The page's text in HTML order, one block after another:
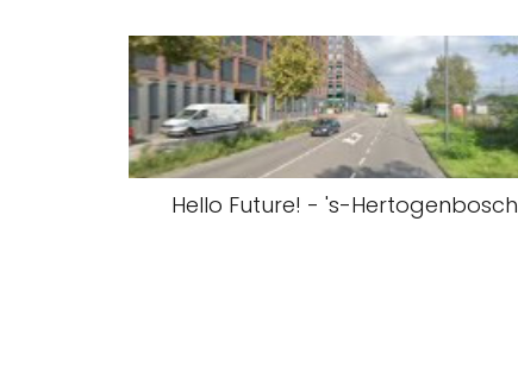
Hello Future! - 's-Hertogenbosch